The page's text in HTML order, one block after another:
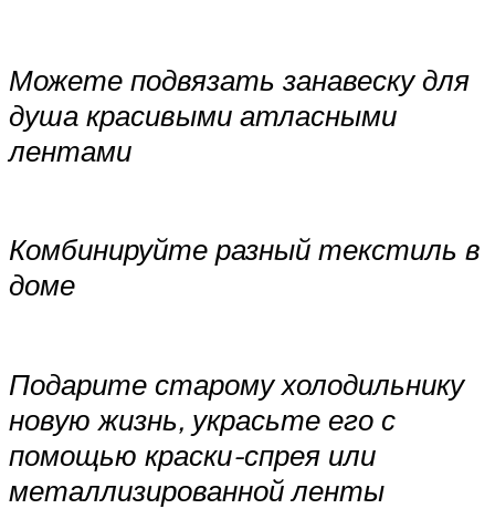
Можете подвязать занавеску для
душа красивыми атласными
лентами
Комбинируйте разный текстиль в
доме
Подарите старому холодильнику
новую жизнь, украсьте его с
помощью краски-спрея или
металлизированной ленты